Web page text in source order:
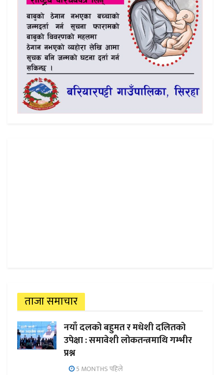
ताजा समाचार
नयाँ दलको बहुमत र मधेशी दलितको
उपेक्षा : समावेशी लोकतन्त्रमाथि गम्भीर
प्रश्न
5 MONTHS पहिले